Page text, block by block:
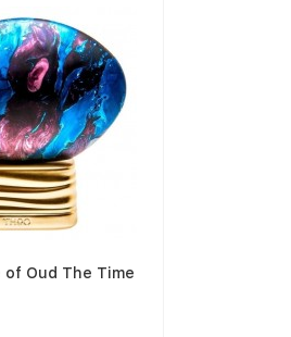
of Oud The Time